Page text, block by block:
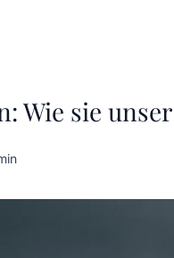
Wie sie